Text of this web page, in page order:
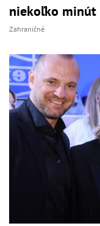
niekoľko
Zahraničné